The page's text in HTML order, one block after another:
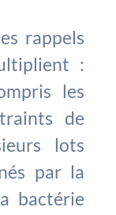
rappels
:
les
de
lots
par la
bactérie